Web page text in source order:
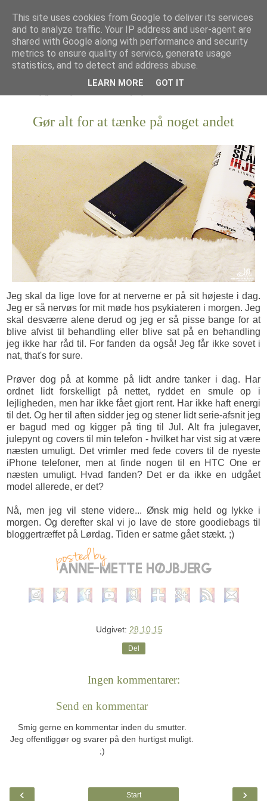
Gør alt for at tænke på noget andet
Jeg skal da lige love for at nerverne er på sit højeste i dag.
Jeg er så nervøs for mit møde hos psykiateren i morgen. Jeg
skal desværre alene derud og jeg er så pisse bange for at
blive afvist til behandling eller blive sat på en behandling
jeg ikke har råd til. For fanden da også! Jeg får ikke sovet i
nat, that's for sure.
Prøver dog på at komme på lidt andre tanker i dag. Har
ordnet lidt forskelligt på nettet, ryddet en smule op i
lejligheden, men har ikke fået gjort rent. Har ikke haft energi
til det. Og her til aften sidder jeg og stener lidt serie-afsnit jeg
er bagud med og kigger på ting til Jul. Alt fra julegaver,
julepynt og covers til min telefon - hvilket har vist sig at være
næsten umuligt. Det vrimler med fede covers til de nyeste
iPhone telefoner, men at finde nogen til en HTC One er
næsten umuligt. Hvad fanden? Det er da ikke en udgået
model allerede, er det?
Nå, men jeg vil stene videre... Ønsk mig held og lykke i
morgen. Og derefter skal vi jo lave de store goodiebags til
bloggertræffet på Lørdag. Tiden er satme gået stækt. ;)
Udgivet: 28.10.15
Del
Ingen kommentarer:
Send en kommentar
Smig gerne en kommentar inden du smutter.
Jeg offentliggør og svarer på den hurtigst muligt.
;)
‹ ›
Start
This site uses cookies from Google to deliver its services
and to analyze traffic. Your IP address and user-agent are
shared with Google along with performance and security
metrics to ensure quality of service, generate usage
statistics, and to detect and address abuse.
LEARN MORE GOT IT